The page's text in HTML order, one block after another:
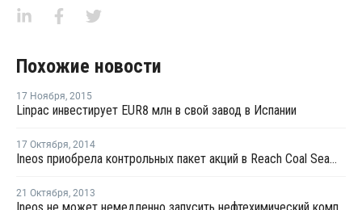
Похожие новости
17 Ноября, 2015
Linpac инвестирует EUR8 млн в свой завод в Испании
17 Октября, 2014
Ineos приобрела контрольных пакет акций в Reach Coal Seam Gas
21 Октября, 2013